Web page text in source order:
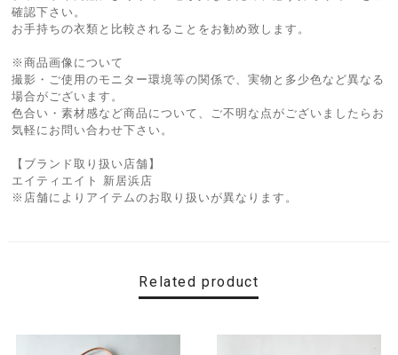
確認下さい。
お手持ちの衣類と比較されることをお勧め致します。
※商品画像について
撮影・ご使用のモニター環境等の関係で、実物と多少色など異なる
場合がございます。
色合い・素材感など商品について、ご不明な点がございましたらお
気軽にお問い合わせ下さい。
【ブランド取り扱い店舗】
エイティエイト 新居浜店
※店舗によりアイテムのお取り扱いが異なります。
Related product